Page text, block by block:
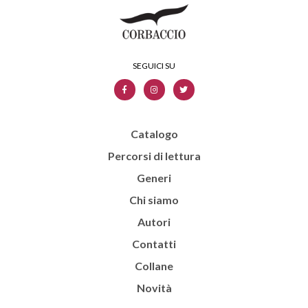
Catalogo
Percorsi di lettura
Generi
Chi siamo
Autori
Contatti
Collane
Novità